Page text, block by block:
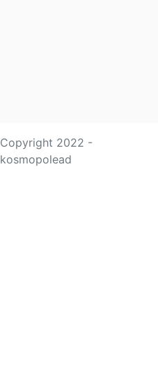
Copyright 2022 -
kosmopolead